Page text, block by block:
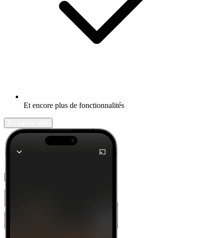
Et encore plus de fonctionnalités